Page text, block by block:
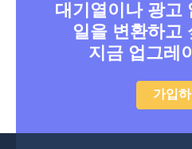
대기열이나 광고
일을 변환하고
지금 업그레
가입하